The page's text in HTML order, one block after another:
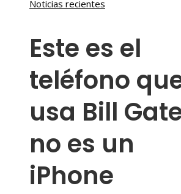
Noticias recientes
Este es el
teléfono
usa Bill
no es un
iPhone